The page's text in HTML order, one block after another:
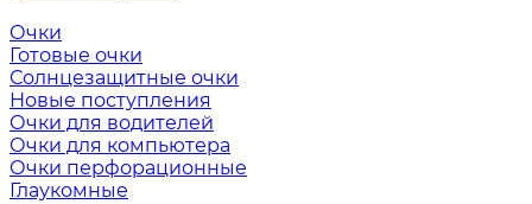
Очки
Готовые очки
Солнцезащитные очки
Новые поступления
Очки для водителей
Очки для компьютера
Очки перфорационные
Глаукомные